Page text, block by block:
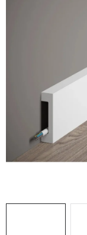
REALIZACE
Vrácení, výměna zboží
Posuzování Jakosti